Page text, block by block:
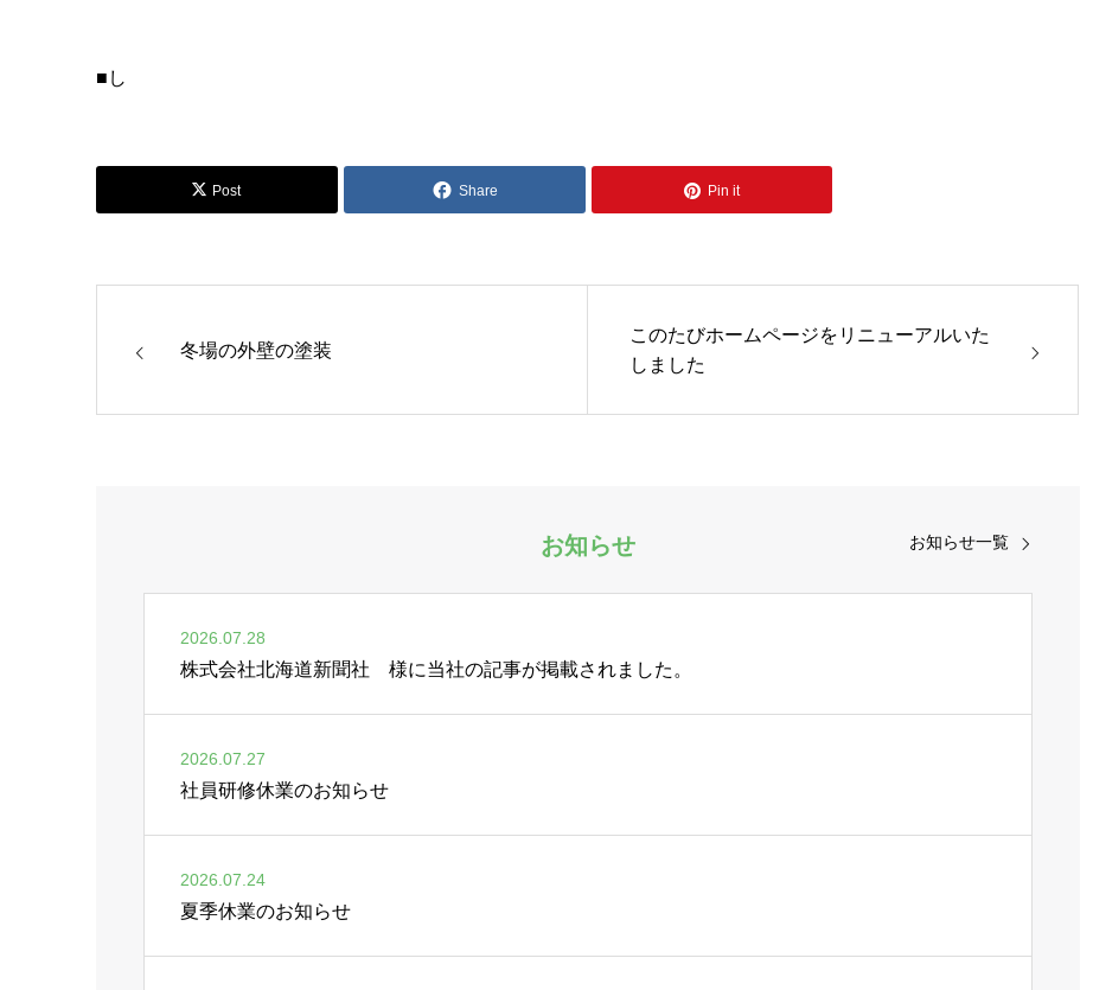
■し
Post Share Pin it
冬場の外壁の塗装
このたびホームページをリニューアルいた
しました
お知らせ
2026.07.28
株式会社北海道新聞社 様に当社の記事が掲載されました。
2026.07.27
社員研修休業のお知らせ
2026.07.24
夏季休業のお知らせ
お知らせ一覧